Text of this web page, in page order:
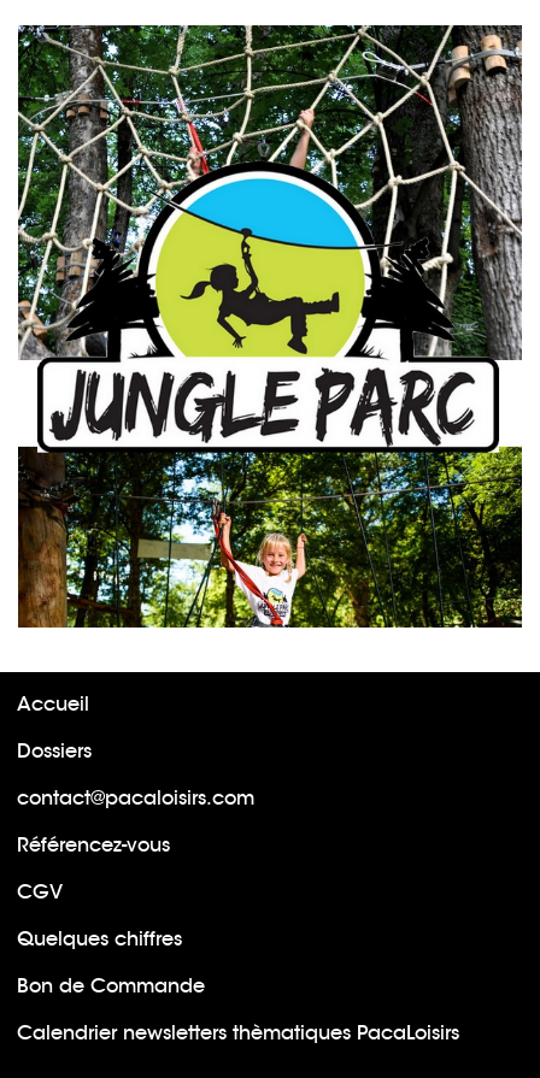
Accueil
Dossiers
contact@pacaloisirs.com
Référencez-vous
CGV
Quelques chiffres
Bon de Commande
Calendrier newsletters thèmatiques PacaLoisirs